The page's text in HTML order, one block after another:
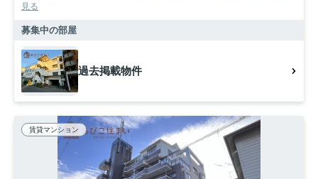
見る
募集中の部屋
過去掲載物件
賃貸マンション